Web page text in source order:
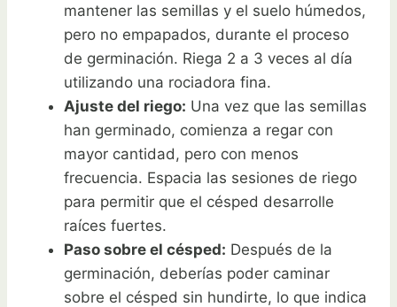
mantener las semillas y el suelo húmedos,
pero no empapados, durante el proceso
de germinación. Riega 2 a 3 veces al día
utilizando una rociadora fina.
Ajuste del riego: Una vez que las semillas
han germinado, comienza a regar con
mayor cantidad, pero con menos
frecuencia. Espacia las sesiones de riego
para permitir que el césped desarrolle
raíces fuertes.
Paso sobre el césped: Después de la
germinación, deberías poder caminar
sobre el césped sin hundirte, lo que indica